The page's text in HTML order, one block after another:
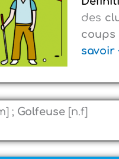
des
coups
savoir
; Golfeuse [n.f]